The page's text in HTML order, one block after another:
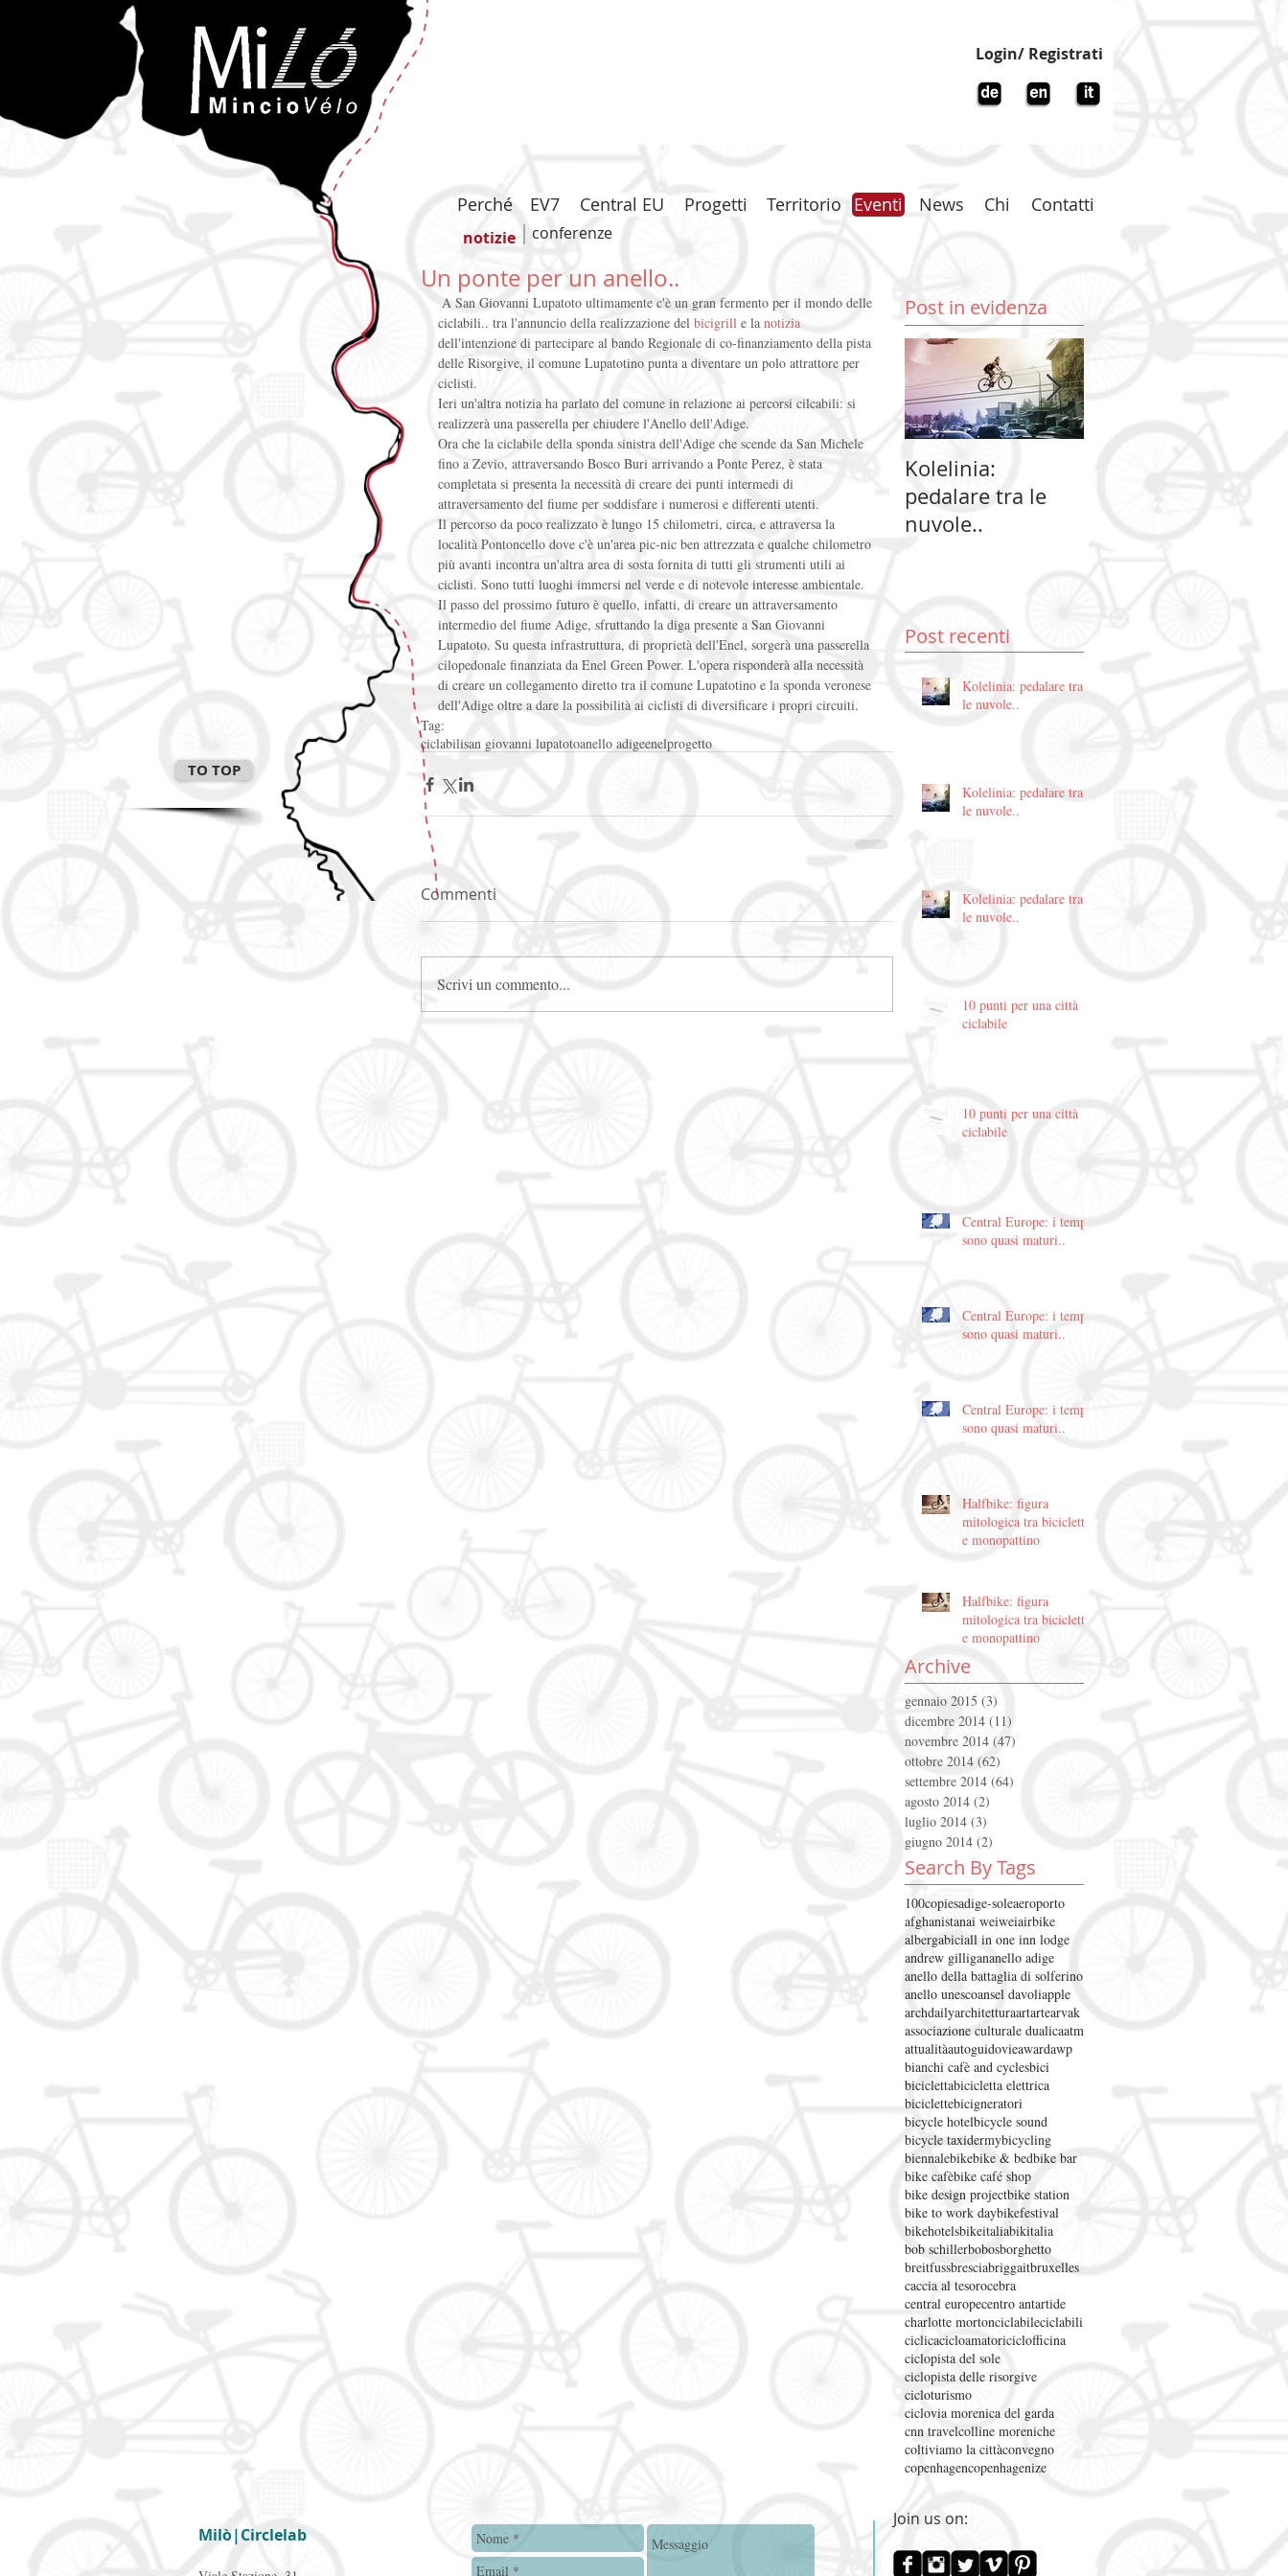
TO TOP
Login/ Registrati
Perché EV7 Central EU Progetti Territorio Eventi News Chi Contatti
Un ponte per un anello..
ciclabili.. tra l'annuncio della realizzazione del bicigrill e la notizia
dell'intenzione di partecipare al bando Regionale di co-finanziamento della pista
delle Risorgive, il comune Lupatotino punta a diventare un polo attrattore per
ciclisti.
Ieri un'altra notizia ha parlato del comune in relazione ai percorsi cilcabili: si
realizzerà una passerella per chiudere l'Anello dell'Adige.
Ora che la ciclabile della sponda sinistra dell'Adige che scende da San Michele
fino a Zevio, attraversando Bosco Buri arrivando a Ponte Perez, è stata
completata si presenta la necessità di creare dei punti intermedi di
attraversamento del fiume per soddisfare i numerosi e differenti utenti.
Il percorso da poco realizzato è lungo 15 chilometri, circa, e attraversa la
località Pontoncello dove c'è un'area pic-nic ben attrezzata e qualche chilometro
più avanti incontra un'altra area di sosta fornita di tutti gli strumenti utili ai
ciclisti. Sono tutti luoghi immersi nel verde e di notevole interesse ambientale.
Il passo del prossimo futuro è quello, infatti, di creare un attraversamento
intermedio del fiume Adige, sfruttando la diga presente a San Giovanni
Lupatoto. Su questa infrastruttura, di proprietà dell'Enel, sorgerà una passerella
cilopedonale finanziata da Enel Green Power. L'opera risponderà alla necessità
di creare un collegamento diretto tra il comune Lupatotino e la sponda veronese
dell'Adige oltre a dare la possibilità ai ciclisti di diversificare i propri circuiti.
Tag:
ciclabilisan giovanni lupatotoanello adigeenelprogetto
Commenti
Scrivi un commento...
notizie conferenze
Post in evidenza
Kolelinia:
pedalare tra le
nuvole..
Post recenti
Archive
Kolelinia: pedalare tra
le nuvole..
Kolelinia: pedalare tra
le nuvole..
Kolelinia: pedalare tra
le nuvole..
10 punti per una città
ciclabile
10 punti per una città
ciclabile
Central Europe: i tempi
sono quasi maturi..
Central Europe: i tempi
sono quasi maturi..
Central Europe: i tempi
sono quasi maturi..
Halfbike: figura
mitologica tra bicicletta
e monopattino
Halfbike: figura
mitologica tra bicicletta
e monopattino
gennaio 2015 (3)
dicembre 2014 (11)
novembre 2014 (47)
ottobre 2014 (62)
settembre 2014 (64)
agosto 2014 (2)
luglio 2014 (3)
giugno 2014 (2)
Search By Tags
100copiesadige-soleaeroporto
afghanistanai weiweiairbike
albergabiciall in one inn lodge
andrew gilligananello adige
anello della battaglia di solferino
anello unescoansel davoliapple
archdailyarchitetturaartartearvak
associazione culturale dualicaatm
attualitàautoguidovieawardawp
bianchi cafè and cyclesbici
biciclettabicicletta elettrica
biciclettebicigneratori
bicycle hotelbicycle sound
bicycle taxidermybicycling
biennalebikebike & bedbike bar
bike cafèbike café shop
bike design projectbike station
bike to work daybikefestival
bikehotelsbikeitaliabikitalia
bob schillerbobosborghetto
breitfussbresciabriggaitbruxelles
caccia al tesorocebra
central europecentro antartide
charlotte mortonciclabileciclabili
ciclicacicloamatoriciclofficina
ciclopista del sole
ciclopista delle risorgive
cicloturismo
ciclovia morenica del garda
cnn travelcolline moreniche
coltiviamo la cittàconvegno
copenhagencopenhagenize
Milò|Circlelab
Join us on: